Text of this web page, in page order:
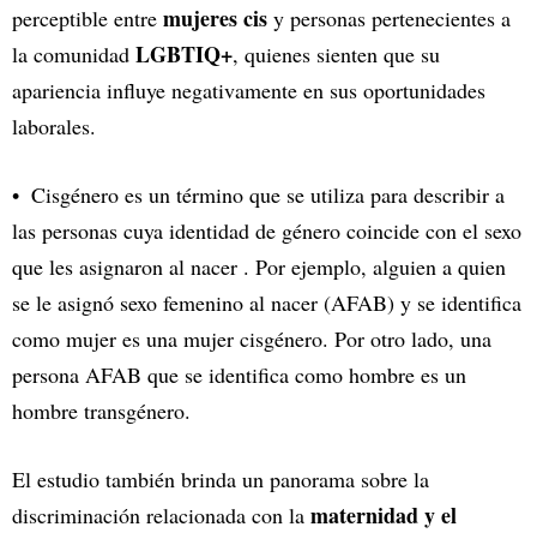
perceptible entre mujeres cis y personas pertenecientes a
la comunidad LGBTIQ+, quienes sienten que su
apariencia influye negativamente en sus oportunidades
laborales.
Cisgénero es un término que se utiliza para describir a
las personas cuya identidad de género coincide con el sexo
que les asignaron al nacer . Por ejemplo, alguien a quien
se le asignó sexo femenino al nacer (AFAB) y se identifica
como mujer es una mujer cisgénero. Por otro lado, una
persona AFAB que se identifica como hombre es un
hombre transgénero.
El estudio también brinda un panorama sobre la
discriminación relacionada con la maternidad y el